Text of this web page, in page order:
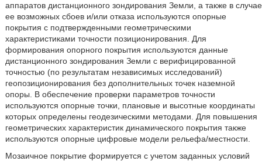
аппаратов дистанционного зондирования Земли, а также в случае
ее возможных сбоев и/или отказа используются опорные
покрытия с подтвержденными геометрическими
характеристиками точности позиционирования. Для
формирования опорного покрытия используются данные
дистанционного зондирования Земли с верифицированной
точностью (по результатам независимых исследований)
геопозиционирования без дополнительных точек наземной
опоры. В обеспечение проверки параметров точности
используются опорные точки, плановые и высотные координаты
которых определены геодезическими методами. Для повышения
геометрических характеристик динамического покрытия также
используются опорные цифровые модели рельефа/местности.
Мозаичное покрытие формируется с учетом заданных условий